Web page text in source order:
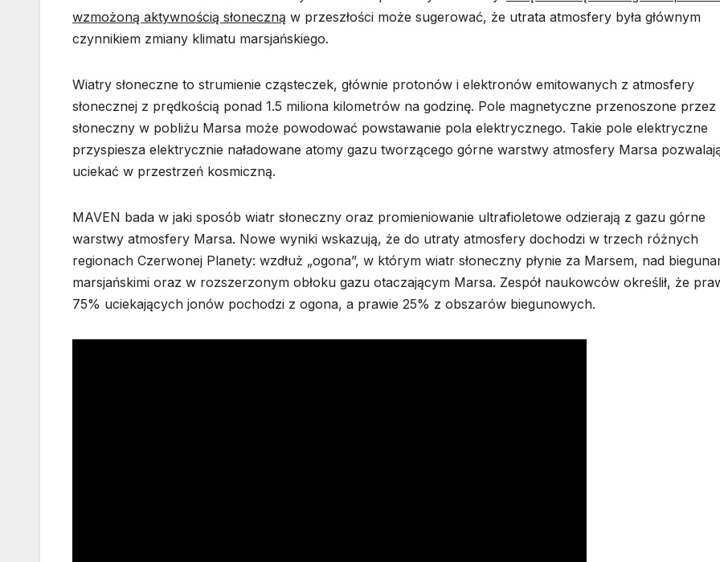
wzmożoną aktywnością słoneczną w przeszłości może sugerować, że utrata atmosfery była głównym
czynnikiem zmiany klimatu marsjańskiego.
Wiatry słoneczne to strumienie cząsteczek, głównie protonów i elektronów emitowanych z atmosfery
słonecznej z prędkością ponad 1.5 miliona kilometrów na godzinę. Pole magnetyczne przenoszone
słoneczny w pobliżu Marsa może powodować powstawanie pola elektrycznego. Takie pole elektryczne
przyspiesza elektrycznie naładowane atomy gazu tworzącego górne warstwy atmosfery Marsa
uciekać w przestrzeń kosmiczną.
MAVEN bada w jaki sposób wiatr słoneczny oraz promieniowanie ultrafioletowe odzierają z gazu górne
warstwy atmosfery Marsa. Nowe wyniki wskazują, że do utraty atmosfery dochodzi w trzech różnych
regionach Czerwonej Planety: wzdłuż „ogona”, w którym wiatr słoneczny płynie za Marsem, nad
marsjańskimi oraz w rozszerzonym obłoku gazu otaczającym Marsa. Zespół naukowców określił, że
75% uciekających jonów pochodzi z ogona, a prawie 25% z obszarów biegunowych.